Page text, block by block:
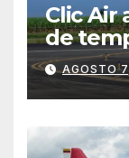
Clic Air
de
rutas
AGOSTO